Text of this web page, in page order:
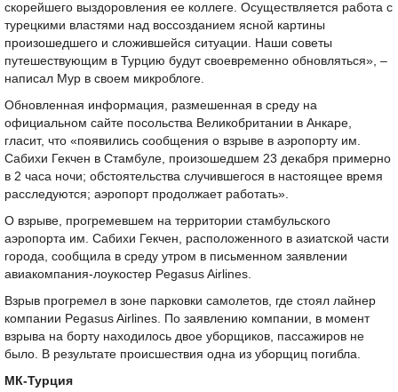
скорейшего выздоровления ее коллеге. Осуществляется работа с
турецкими властями над воссозданием ясной картины
произошедшего и сложившейся ситуации. Наши советы
путешествующим в Турцию будут своевременно обновляться», –
написал Мур в своем микроблоге.
Обновленная информация, размешенная в среду на
официальном сайте посольства Великобритании в Анкаре,
гласит, что «появились сообщения о взрыве в аэропорту им.
Сабихи Гекчен в Стамбуле, произошедшем 23 декабря примерно
в 2 часа ночи; обстоятельства случившегося в настоящее время
расследуются; аэропорт продолжает работать».
О взрыве, прогремевшем на территории стамбульского
аэропорта им. Сабихи Гекчен, расположенного в азиатской части
города, сообщила в среду утром в письменном заявлении
авиакомпания-лоукостер Pegasus Airlines.
Взрыв прогремел в зоне парковки самолетов, где стоял лайнер
компании Pegasus Airlines. По заявлению компании, в момент
взрыва на борту находилось двое уборщиков, пассажиров не
было. В результате происшествия одна из уборщиц погибла.
МК-Турция